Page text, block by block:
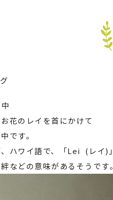
花のレイを首にかけて
です。
ハワイ語で、「Lei (レイ)」
などの意味があるそうです。